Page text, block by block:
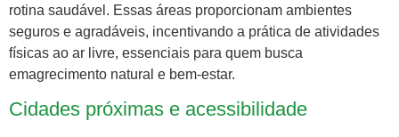
rotina saudável. Essas áreas proporcionam ambientes
seguros e agradáveis, incentivando a prática de atividades
físicas ao ar livre, essenciais para quem busca
emagrecimento natural e bem-estar.
Cidades próximas e acessibilidade